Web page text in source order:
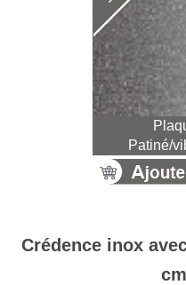
Patiné/
Crédence inox